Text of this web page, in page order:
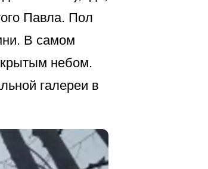
Павла. Пол
В самом
небом.
галереи в